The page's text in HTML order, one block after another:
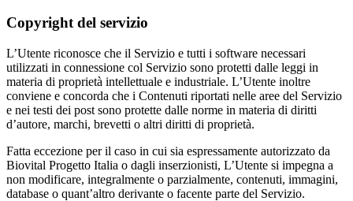
Copyright del servizio
L’Utente riconosce che il Servizio e tutti i software necessari
utilizzati in connessione col Servizio sono protetti dalle leggi in
materia di proprietà intellettuale e industriale. L’Utente inoltre
conviene e concorda che i Contenuti riportati nelle aree del Servizio
e nei testi dei post sono protette dalle norme in materia di diritti
d’autore, marchi, brevetti o altri diritti di proprietà.
Fatta eccezione per il caso in cui sia espressamente autorizzato da
Biovital Progetto Italia o dagli inserzionisti, L’Utente si impegna a
non modificare, integralmente o parzialmente, contenuti, immagini,
database o quant’altro derivante o facente parte del Servizio.